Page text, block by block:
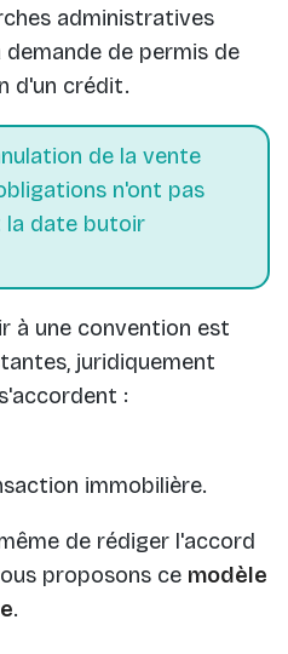
administratives
demande de permis de
d'un crédit.
de la vente
n'ont pas
la date butoir
à une convention est
juridiquement
:
immobilière.
de rédiger l'accord
proposons ce modèle
.